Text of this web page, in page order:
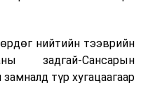
шатаах үйлдвэрээс
авах технологи
төвлөрсөн лаг
дулаан, цахилгаан
нийтийн тээврийн
задгай-Сансарын
түр хугацаагаар